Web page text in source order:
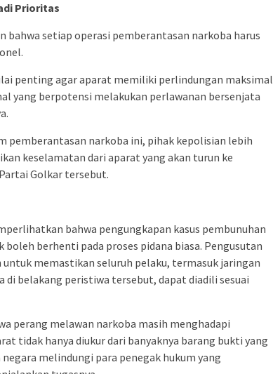
Prioritas
bahwa setiap operasi pemberantasan narkoba harus
penting agar aparat memiliki perlindungan maksimal
yang berpotensi melakukan perlawanan bersenjata
pemberantasan narkoba ini, pihak kepolisian lebih
keselamatan dari aparat yang akan turun ke
Golkar tersebut.
bahwa pengungkapan kasus pembunuhan
berhenti pada proses pidana biasa. Pengusutan
untuk memastikan seluruh pelaku, termasuk jaringan
di belakang peristiwa tersebut, dapat diadili sesuai
perang melawan narkoba masih menghadapi
tidak hanya diukur dari banyaknya barang bukti yang
melindungi para penegak hukum yang